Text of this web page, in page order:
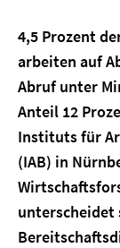
4,5 Prozent
arbeiten auf
Abruf unter
Anteil 12
Instituts für
(IAB) in
unterscheidet